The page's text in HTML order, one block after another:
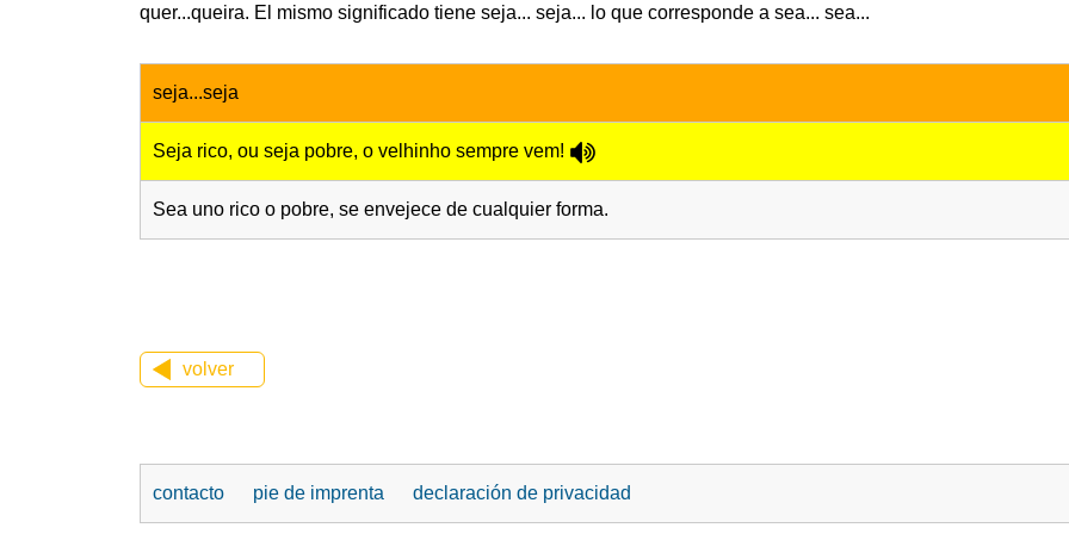
quer...queira. El mismo significado tiene seja... seja... lo que corresponde a sea... sea...
seja...seja
Seja rico, ou seja pobre, o velhinho sempre vem!
Sea uno rico o pobre, se envejece de cualquier forma.
volver
contacto pie de imprenta declaración de privacidad